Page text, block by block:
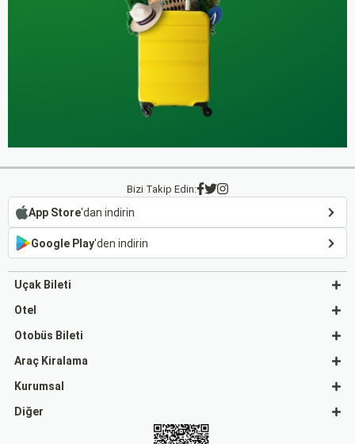
Bizi Takip Edin:
App Store'dan indirin
Google Play'den indirin
Uçak Bileti
Otel
Otobüs Bileti
Araç Kiralama
Kurumsal
Diğer